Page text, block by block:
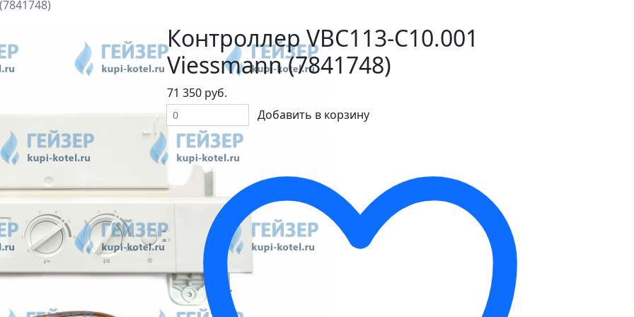
Контроллер VBC113-С10.001
Viessmann (7841748)
71 350 руб.
Добавить в корзину